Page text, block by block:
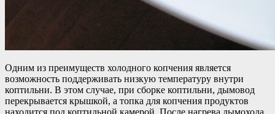
Одним из преимуществ холодного копчения является
возможность поддерживать низкую температуру внутри
коптильни. В этом случае, при сборке коптильни, дымовод
перекрывается крышкой, а топка для копчения продуктов